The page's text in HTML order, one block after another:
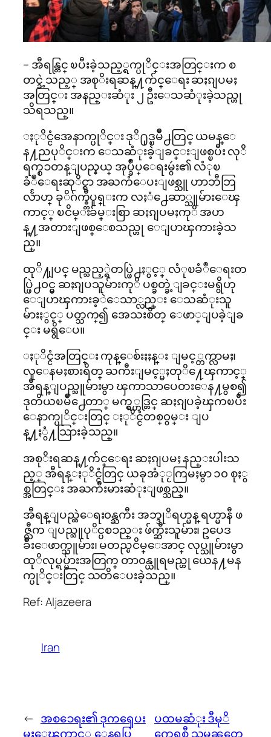
– အီရန္တြင္ ၿပီးခဲ့သည့္ရက္ပုိင္းအတြင္းက စ
တင္ခဲ့သည့္ အစုိးရဆန္႔က်င္ေရး ဆႏၵျပမႈ
အတြင္း အနည္းဆံုး ၂ ဦးေသဆံုးခဲ့သည္ဟု
သိရသည္။
ႏုိင္ငံအေနာက္ပုိင္း ဒုိ႐ုဒ္ၿမိဳ႕တြင္ ယမန္ေ
န႔ညပုိင္းက ေသဆံုးခဲ့ျခင္းျဖစ္ၿပီး လုိ
ရက္စၥတန္ျပည္နယ္ အုပ္ခ်ဳပ္ေရးမွဴး၏ လံုၿ
ခံဳေရးဆုိင္ရာ အႀကံေပးျဖစ္သူ ဟာဘီဘြ
လႅာဟ္ ခုိဂ်က္စ္တီပူရ္းက လႈံ႕ေဆာ္သူမ်ားေၾ
ကာင့္ ၿငိမ္းခ်မ္းစြာ ဆႏၵျပမႈကုိ အဟ
န္႔အတားျဖစ္ေစသည္ဟု ေျပာၾကားခဲ့သ
ည္။
ထုိ႔ျပင္ မည္သည့္ရဲတပ္ဖြဲ႕ႏွင့္ လံုၿခံဳေရးတ
ပ္ဖြဲ႕၀င္မွ ဆႏၵျပသူမ်ားကုိ ပစ္ခတ္ခဲ့ျခင္းမရွိဟု
ေျပာၾကားခ့ဲေသာ္လည္း ေသဆံုးသူ
မ်ားႏွင့္ ပတ္သက္၍ အေသးစိတ္ ေဖာ္ျပခဲ့ျခ
င္း မရွိေပ။
ႏုိင္ငံအတြင္း ကုန္ေစ်းႏႈန္း ျမင့္တက္လာမႈ၊
လူေနမႈစားရိတ္ ႀကီးျမင့္မႈတုိ႔ေၾကာင့္
အီရန္ျပည္သူမ်ားမွာ ၾကာသာပေတးေန႔မွစ၍
ဒုတိယၿမိဳ႕ေတာ္ မက္ရွ္ဟဒ္တြင္ ဆႏၵျပခဲ့ၾကၿပီး
ေနာက္ပုိင္းတြင္ ႏုိင္ငံတစ္၀ွမ္း ျပ
န္႔ႏွံ႔သြားခဲ့သည္။
အစုိးရဆန္႔က်င္ေရး ဆႏၵျပမႈ နည္းပါးသ
ည့္ အီရန္ႏုိင္ငံတြင္ ယခုအံုႂကြမႈမွာ ၁၀ စုႏွ
စ္အတြင္း အႀကီးမားဆံုးျဖစ္သည္။
အီရန္ျပည္ထဲေရး၀န္ႀကီး အဘ္ဒုိရဟ္မန္ ရဟ္မာနီ ဖ
ဇ္လီက ျပည္သူပုိင္ပစၥည္း ဖ်က္ဆီးသူမ်ား၊ ဥပေဒ
ခ်ိဳးေဖာက္သူမ်ား၊ မတည္ၿငိမ္ေအာင္ လုပ္သူမ်ားမွာ
ထုိလုပ္ရပ္မ်ားအတြက္ တာ၀န္ယူရမည္ဟု ယေန႔မန
က္ပုိင္းတြင္ သတိေပးခဲ့သည္။
Ref: Aljazeera
Iran
← အစၥေရး၏ ဒုကၡေပး
မႈေၾကာင့္ ေနရပ္စြ
ပထမဆံုး ဒီမုိ
ကေရစီ သမၼတေ